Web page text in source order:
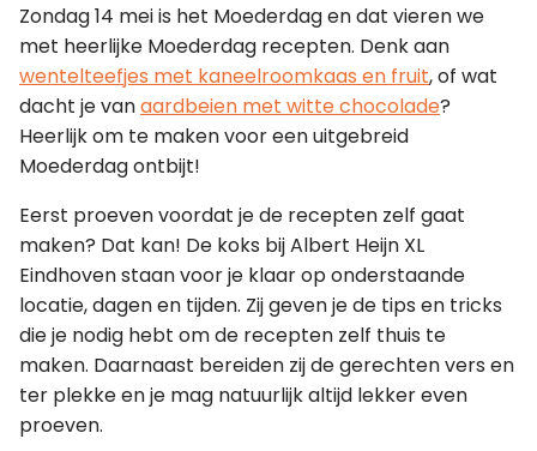
Zondag 14 mei is het Moederdag en dat vieren we
met heerlijke Moederdag recepten. Denk aan
wentelteefjes met kaneelroomkaas en fruit, of wat
dacht je vanaardbeien met witte chocolade?
Heerlijk om te maken voor een uitgebreid
Moederdag ontbijt!
Eerst proeven voordat je de recepten zelf gaat
maken? Dat kan! De koks bij Albert Heijn XL
Eindhoven staan voor je klaar op onderstaande
locatie, dagen en tijden. Zij geven je de tips en tricks
die je nodig hebt om de recepten zelf thuis te
maken. Daarnaast bereiden zij de gerechten vers en
ter plekke en je mag natuurlijk altijd lekker even
proeven.